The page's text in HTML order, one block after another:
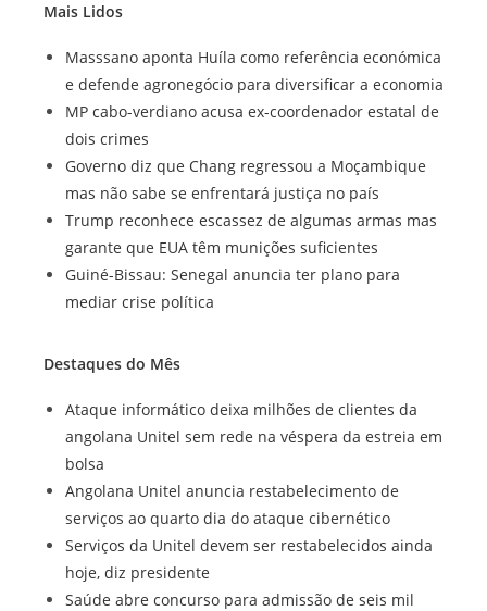
Mais Lidos
Masssano aponta Huíla como referência económica
e defende agronegócio para diversificar a economia
MP cabo-verdiano acusa ex-coordenador estatal de
dois crimes
Governo diz que Chang regressou a Moçambique
mas não sabe se enfrentará justiça no país
Trump reconhece escassez de algumas armas mas
garante que EUA têm munições suficientes
Guiné-Bissau: Senegal anuncia ter plano para
mediar crise política
Destaques do Mês
Ataque informático deixa milhões de clientes da
angolana Unitel sem rede na véspera da estreia em
bolsa
Angolana Unitel anuncia restabelecimento de
serviços ao quarto dia do ataque cibernético
Serviços da Unitel devem ser restabelecidos ainda
hoje, diz presidente
Saúde abre concurso para admissão de seis mil